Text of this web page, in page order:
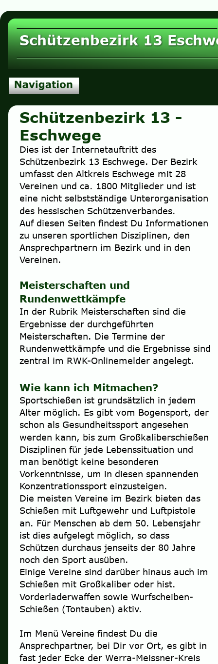
Schützenbezirk 13 -
Eschwege
Dies ist der Internetauftritt des
Schützenbezirk 13 Eschwege. Der Bezirk
umfasst den Altkreis Eschwege mit 28
Vereinen und ca. 1800 Mitglieder und ist
eine nicht selbstständige Unterorganisation
des hessischen Schützenverbandes.
Auf diesen Seiten findest Du Informationen
zu unseren sportlichen Disziplinen, den
Ansprechpartnern im Bezirk und in den
Vereinen.
Meisterschaften und
Rundenwettkämpfe
In der Rubrik Meisterschaften sind die
Ergebnisse der durchgeführten
Meisterschaften. Die Termine der
Rundenwettkämpfe und die Ergebnisse sind
zentral im RWK-Onlinemelder angelegt.
Wie kann ich Mitmachen?
Sportschießen ist grundsätzlich in jedem
Alter möglich. Es gibt vom Bogensport, der
schon als Gesundheitssport angesehen
werden kann, bis zum Großkaliberschießen
Disziplinen für jede Lebenssituation und
man benötigt keine besonderen
Vorkenntnisse, um in diesen spannenden
Konzentrationssport einzusteigen.
Die meisten Vereine im Bezirk bieten das
Schießen mit Luftgewehr und Luftpistole
an. Für Menschen ab dem 50. Lebensjahr
ist dies aufgelegt möglich, so dass
Schützen durchaus jenseits der 80 Jahre
noch den Sport ausüben.
Einige Vereine sind darüber hinaus auch im
Schießen mit Großkaliber oder hist.
Vorderladerwaffen sowie Wurfscheiben-
Schießen (Tontauben) aktiv.
Im Menü Vereine findest Du die
Ansprechpartner, bei Dir vor Ort, es gibt in
fast jeder Ecke der Werra-Meissner-Kreis
Schützenbezirk 13